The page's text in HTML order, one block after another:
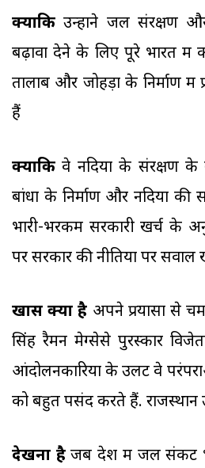
क्योंकिउन्होंने जल संरक्षण
बढ़ावा देने के लिए पूरे भारत में
तालाब और जोहड़ों के निर्माण में
हैं
क्योंकिवे नदियों के संरक्षण
बांधों के निर्माण और नदियों की
भारी-भरकम सरकारी खर्च के
पर सरकार की नीतियों पर
खास क्या है अपने प्रयासों से
सिंह रैमन मेग्सेसे पुरस्कार
आंदोलनकारियों के उलट वे
को बहुत पसंद करते हैं. राजस्थान
देखना हैजब देश में जल संकट